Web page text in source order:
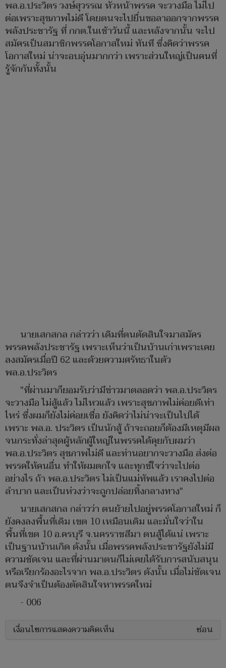
พล.อ.ประวิตร วงษ์สุวรรณ หัวหน้าพรรค จะวางมือ ไม่ไป
ต่อเพราะสุขภาพไม่ดี โดยตนจะไปยื่นขอลาออกจากพรรค
พลังประชารัฐ ที่ กกต.ในเช้าวันนี้ และหลังจากนั้น จะไป
สมัครเป็นสมาชิกพรรคโอกาสใหม่ ทันที ซึ่งคิดว่าพรรค
โอกาสใหม่ น่าจะอบอุ่นมากกว่า เพราะส่วนใหญ่เป็นคนที่
รู้จักกันทั้งนั้น
นายเสกสกล กล่าวว่า เดิมที่ตนตัดสินใจมาสมัคร
พรรคพลังประชารัฐ เพราะเห็นว่าเป็นบ้านเก่าเพราะเคย
ลงสมัครเมื่อปี 62 และด้วยความศรัทธาในตัว
พล.อ.ประวิตร
"ที่ผ่านมาก็ยอมรับว่ามีข่าวมาตลอดว่า พล.อ.ประวิตร
จะวางมือ ไม่สู้แล้ว ไม่ไหวแล้ว เพราะสุขภาพไม่ค่อยดีเท่า
ไหร่ ซึ่งผมก็ยังไม่ค่อยเชื่อ ยังคิดว่าไม่น่าจะเป็นไปได้
เพราะ พล.อ. ประวิตร เป็นนักสู้ ถ้าจะถอยก็ต้องมีเหตุมีผล
จนกระทั่งล่าสุดผู้หลักผู้ใหญ่ในพรรคได้คุยกับผมว่า
พล.อ.ประวิตร สุขภาพไม่ดี และท่านอยากจะวางมือ ส่งต่อ
พรรคให้คนอื่น ทำให้ผมตกใจ และทุกข์ใจว่าจะไปต่อ
อย่างไร ถ้า พล.อ.ประวิตร ไม่เป็นแม่ทัพแล้ว เราคงไปต่อ
ลำบาก และเป็นห่วงว่าจะถูกปล่อยทิ้งกลางทาง"
นายเสกสกล กล่าวว่า ตนย้ายไปอยู่พรรคโอกาสใหม่ ก็
ยังคงลงพื้นที่เดิม เขต 10 เหมือนเดิม และมั่นใจว่าใน
พื้นที่เขต 10 อ.ครบุรี จ.นครราชสีมา ตนสู้ได้แน่ เพราะ
เป็นฐานบ้านเกิด ดังนั้น เมื่อพรรคพลังประชารัฐยังไม่มี
ความชัดเจน และที่ผ่านมาตนก็ไม่เคยได้รับการสนับสนุน
หรือเรียกร้องอะไรจาก พล.อ.ประวิตร ดังนั้น เมื่อไม่ชัดเจน
ตนจึงจำเป็นต้องตัดสินใจหาพรรคใหม่
- 006
เงื่อนไขการแสดงความคิดเห็น ซ่อน